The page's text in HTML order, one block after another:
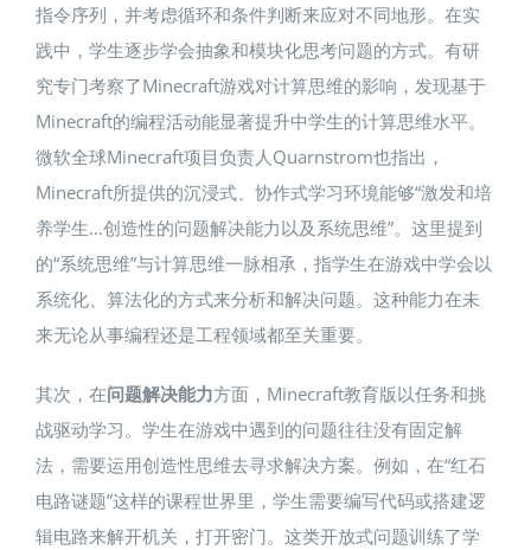
指令序列，并考虑循环和条件判断来应对不同地形。在实
践中，学生逐步学会抽象和模块化思考问题的方式。有研
究专门考察了Minecraft游戏对计算思维的影响，发现基于
Minecraft的编程活动能显著提升中学生的计算思维水平。
微软全球Minecraft项目负责人Quarnstrom也指出，
Minecraft所提供的沉浸式、协作式学习环境能够“激发和培
养学生…创造性的问题解决能力以及系统思维”。这里提到
的“系统思维”与计算思维一脉相承，指学生在游戏中学会以
系统化、算法化的方式来分析和解决问题。这种能力在未
来无论从事编程还是工程领域都至关重要​。
其次，在问题解决能力方面，Minecraft教育版以任务和挑
战驱动学习。学生在游戏中遇到的问题往往没有固定解
法，需要运用创造性思维去寻求解决方案。例如，在“红石
电路谜题”这样的课程世界里，学生需要编写代码或搭建逻
辑电路来解开机关，打开密门。这类开放式问题训练了学